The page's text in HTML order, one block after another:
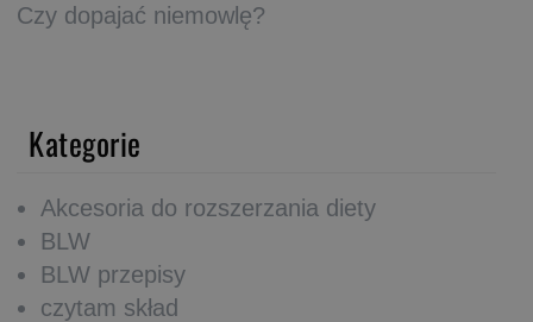
Czy dopajać niemowlę?
Kategorie
Akcesoria do rozszerzania diety
BLW
BLW przepisy
czytam skład